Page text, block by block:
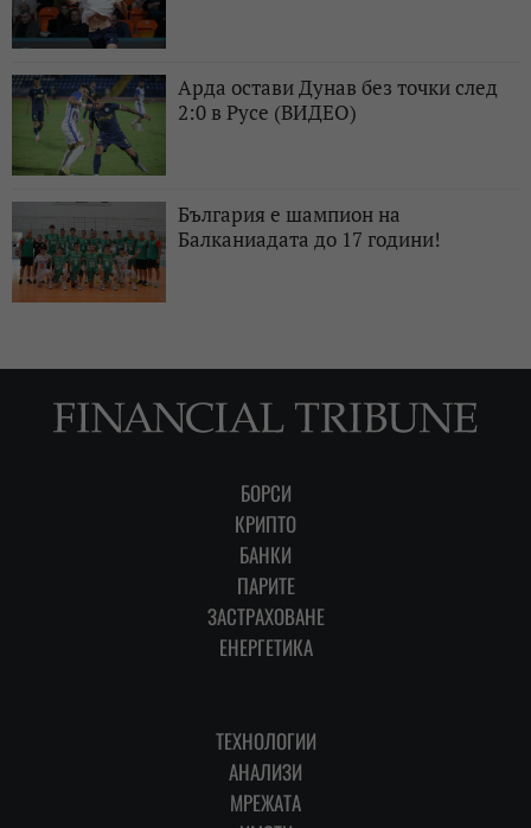
Арда остави Дунав без точки след
2:0 в Русе (ВИДЕО)
България е шампион на
Балканиадата до 17 години!
БОРСИ
КРИПТО
БАНКИ
ПАРИТЕ
ЗАСТРАХОВАНЕ
ЕНЕРГЕТИКА
ТЕХНОЛОГИИ
АНАЛИЗИ
МРЕЖАТА